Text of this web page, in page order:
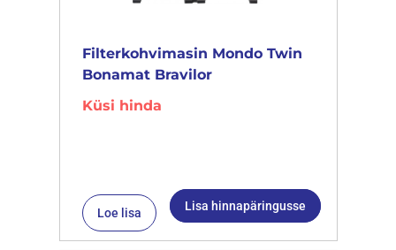
Filterkohvimasin Mondo Twin
Bonamat Bravilor
Küsi hinda
Loe lisa Lisa hinnapäringusse